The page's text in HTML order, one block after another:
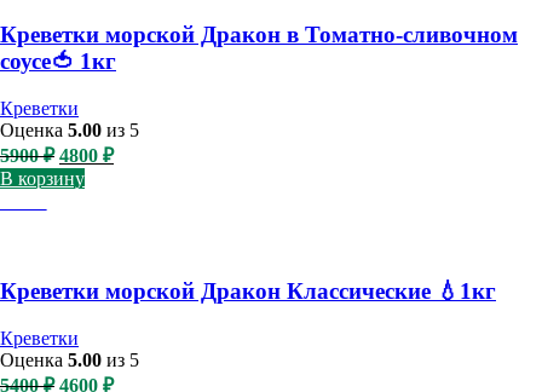
Креветки морской Дракон в Томатно-сливочном
соусе🍅 1кг
Креветки
Оценка 5.00 из 5
5900₽ Первоначальная
цена
составляла
4800 ₽Текущая
В корзину
Креветки морской Дракон Классические 💧1кг
Креветки
Оценка 5.00 из 5
5400₽ Первоначальная
4600 ₽Текущая